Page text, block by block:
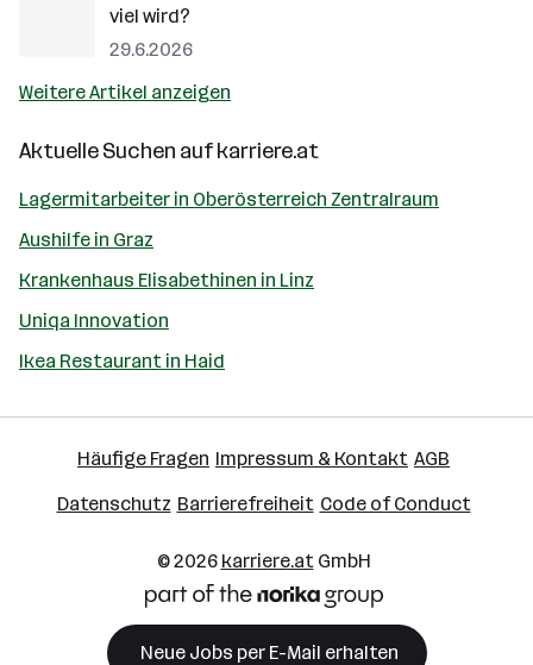
viel wird?
29.6.2026
Weitere Artikel anzeigen
Aktuelle Suchen aufkarriere.at
Lagermitarbeiter in Oberösterreich Zentralraum
Aushilfe in Graz
Krankenhaus Elisabethinen in Linz
Uniqa Innovation
Ikea Restaurant in Haid
Häufige Fragen Impressum & Kontakt AGB
Datenschutz Barrierefreiheit Code of Conduct
© 2026 karriere.atGmbH
Neue Jobs per E-Mail erhalten